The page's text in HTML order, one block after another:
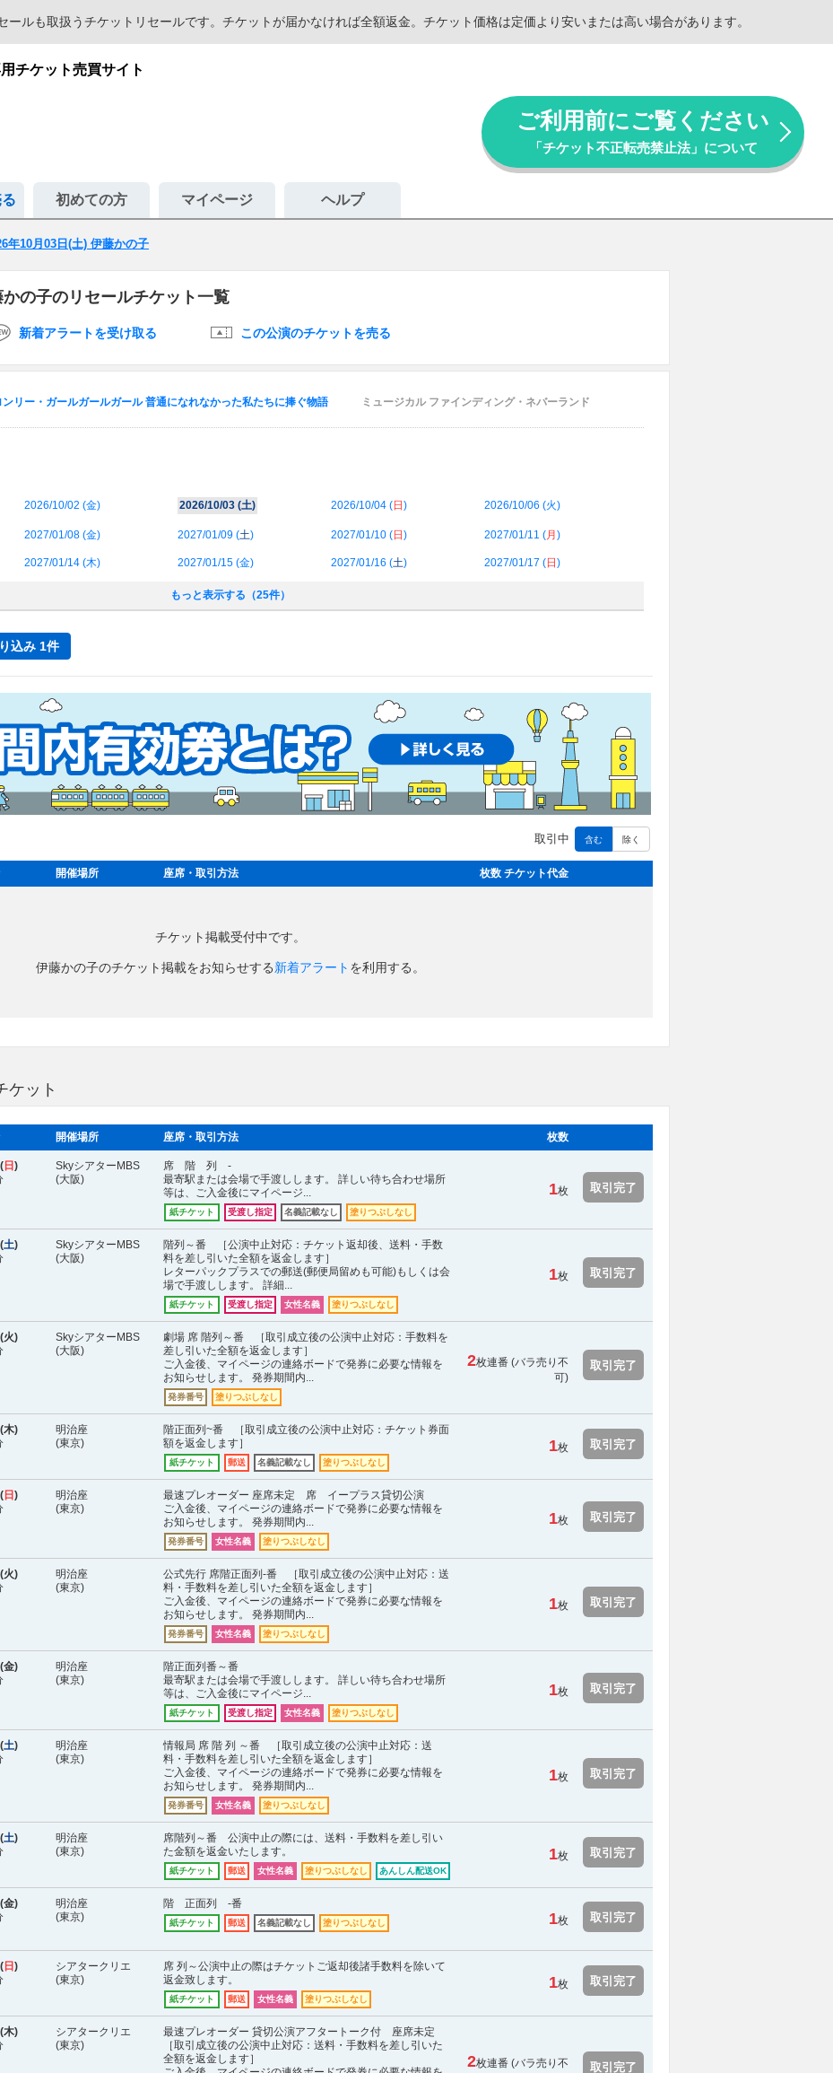
ルも取扱うチケットリセールです。チケットが届かなければ全額返金。チケット価格は定価より安いまたは高い場合があります。
チケット売買サイト
ご利用前にご覧ください
「チケット不正転売禁止法」について
初めての方 マイページ ヘルプ
年10月03日(土) 伊藤かの子
の子のリセールチケット一覧
新着アラートを受け取る この公演のチケットを売る
リー・ガールガールガール 普通になれなかった私たちに捧ぐ物語 ミュージカル ファインディング・ネバーランド
2026/10/02 (金) 2026/10/03 (土) 2026/10/04 (日 ) 2026/10/06 (火)
2027/01/08 (金) 2027/01/09 (土) 2027/01/10 (日 ) 2027/01/11 (月 )
2027/01/14 (木) 2027/01/15 (金) 2027/01/16 (土) 2027/01/17 (日 )
もっと表示する（25件）
込み 1件
取引中 含む 除く
開催場所 座席・取引方法 枚数 チケット代金
チケット掲載受付中です。
伊藤かの子のチケット掲載をお知らせする新着アラート を利用する。
ケット
開催場所 座席・取引方法 枚数
日 )
SkyシアターMBS
(大阪)
席 階 列 -
最寄駅または会場で手渡しします。 詳しい待ち合わせ場所
等は、ご入金後にマイページ...
紙チケット 受渡し指定 名義記載なし 塗りつぶしなし
1枚 取引完了
土)
SkyシアターMBS
(大阪)
階列～番 ［公演中止対応：チケット返却後、送料・手数
料を差し引いた全額を返金します］
レターパックプラスでの郵送(郵便局留めも可能)もしくは会
場で手渡しします。 詳細...
紙チケット 受渡し指定 女性名義 塗りつぶしなし
1枚 取引完了
火)
SkyシアターMBS
(大阪)
劇場 席 階列～番 ［取引成立後の公演中止対応：手数料を
差し引いた全額を返金します］
ご入金後、マイページの連絡ボードで発券に必要な情報を
お知らせします。 発券期間内...
発券番号 塗りつぶしなし
2枚連番 (バラ売り不
可)
取引完了
木)
明治座
(東京)
階正面列~番 ［取引成立後の公演中止対応：チケット券面
額を返金します］
紙チケット 郵送 名義記載なし 塗りつぶしなし
1枚 取引完了
日 )
明治座
(東京)
最速プレオーダー 座席未定 席 イープラス貸切公演
ご入金後、マイページの連絡ボードで発券に必要な情報を
お知らせします。 発券期間内...
発券番号 女性名義 塗りつぶしなし
1枚 取引完了
火)
明治座
(東京)
公式先行 席階正面列-番 ［取引成立後の公演中止対応：送
料・手数料を差し引いた全額を返金します］
ご入金後、マイページの連絡ボードで発券に必要な情報を
お知らせします。 発券期間内...
発券番号 女性名義 塗りつぶしなし
1枚 取引完了
金)
明治座
(東京)
階正面列番～番
最寄駅または会場で手渡しします。 詳しい待ち合わせ場所
等は、ご入金後にマイページ...
紙チケット 受渡し指定 女性名義 塗りつぶしなし
1枚 取引完了
土)
明治座
(東京)
情報局 席 階 列 ～番 ［取引成立後の公演中止対応：送
料・手数料を差し引いた全額を返金します］
ご入金後、マイページの連絡ボードで発券に必要な情報を
お知らせします。 発券期間内...
発券番号 女性名義 塗りつぶしなし
1枚 取引完了
土)
明治座
(東京)
席階列～番 公演中止の際には、送料・手数料を差し引い
た金額を返金いたします。
紙チケット 郵送 女性名義 塗りつぶしなし あんしん配送OK
1枚 取引完了
金)
明治座
(東京)
階 正面列 -番
紙チケット 郵送 名義記載なし 塗りつぶしなし 1枚 取引完了
日 )
シアタークリエ
(東京)
席 列～公演中止の際はチケットご返却後諸手数料を除いて
返金致します。
紙チケット 郵送 女性名義 塗りつぶしなし
1枚 取引完了
木)
シアタークリエ
(東京)
最速プレオーダー 貸切公演アフタートーク付 座席未定
［取引成立後の公演中止対応：送料・手数料を差し引いた
全額を返金します］
2枚連番 (バラ売り不
取引完了